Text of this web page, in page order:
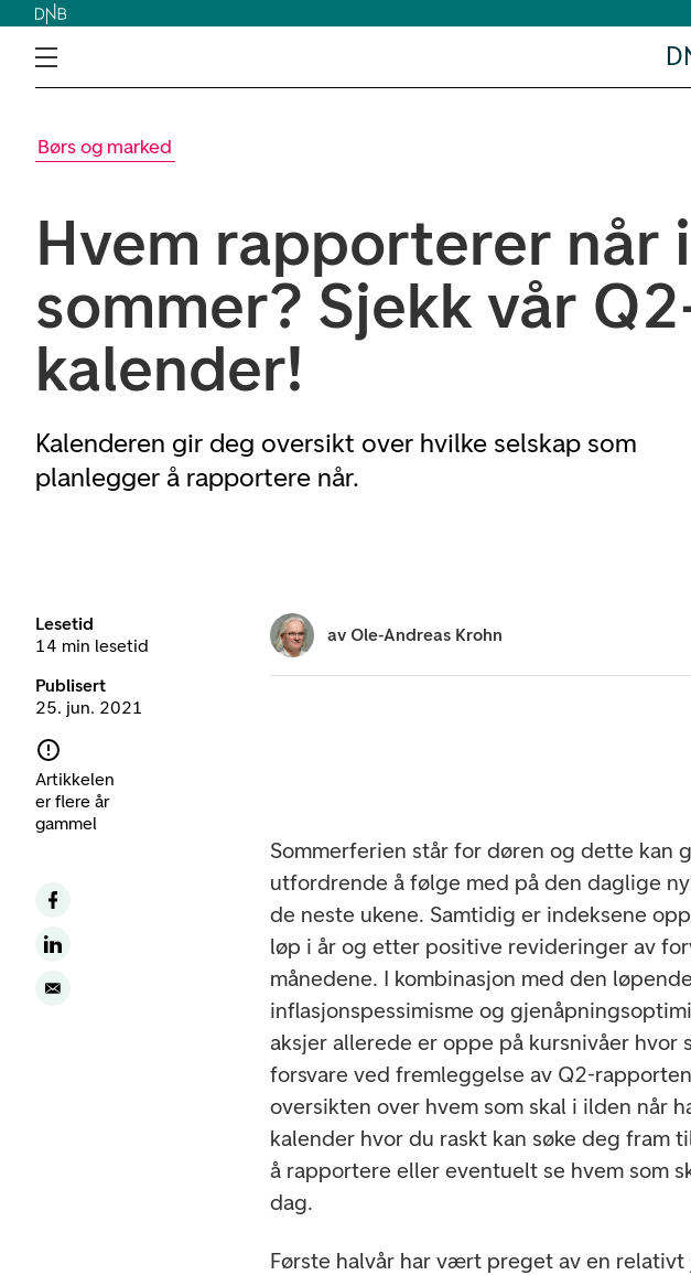
Børs og marked
Hvem rapporterer når i
sommer? Sjekk vår
kalender!
Kalenderen gir deg oversikt over hvilke selskap som
planlegger å rapportere når.
Lesetid
14 min lesetid
Publisert
25. jun. 2021
Artikkelen
er flere år
gammel
av Ole-Andreas Krohn
Sommerferien står for døren og dette kan
utfordrende å følge med på den daglige
de neste ukene. Samtidig er indeksene
løp i år og etter positive revideringer av
månedene. I kombinasjon med den
inflasjonspessimisme og
aksjer allerede er oppe på kursnivåer hvor
forsvare ved fremleggelse av Q2-
oversikten over hvem som skal i ilden når
kalender hvor du raskt kan søke deg fram
å rapportere eller eventuelt se hvem som
dag.
Første halvår har vært preget av en